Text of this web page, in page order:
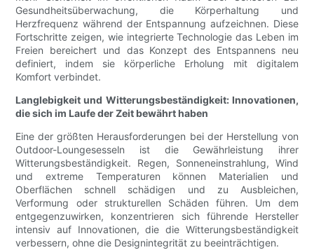
Gesundheitsüberwachung, die Körperhaltung und
Herzfrequenz während der Entspannung aufzeichnen. Diese
Fortschritte zeigen, wie integrierte Technologie das Leben im
Freien bereichert und das Konzept des Entspannens neu
definiert, indem sie körperliche Erholung mit digitalem
Komfort verbindet.
Langlebigkeit und Witterungsbeständigkeit: Innovationen,
die sich im Laufe der Zeit bewährt haben
Eine der größten Herausforderungen bei der Herstellung von
Outdoor-Loungesesseln ist die Gewährleistung ihrer
Witterungsbeständigkeit. Regen, Sonneneinstrahlung, Wind
und extreme Temperaturen können Materialien und
Oberflächen schnell schädigen und zu Ausbleichen,
Verformung oder strukturellen Schäden führen. Um dem
entgegenzuwirken, konzentrieren sich führende Hersteller
intensiv auf Innovationen, die die Witterungsbeständigkeit
verbessern, ohne die Designintegrität zu beeinträchtigen.